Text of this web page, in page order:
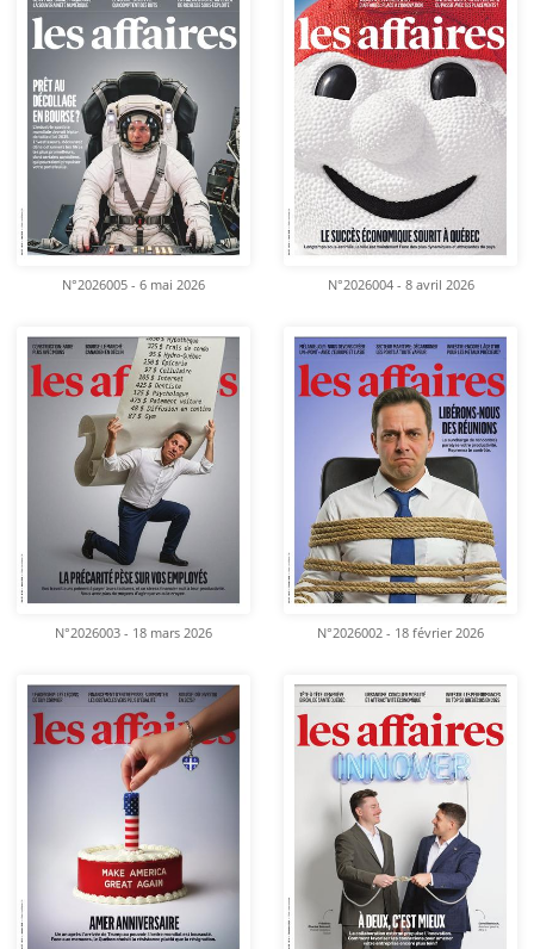
N°2026005 - 6 mai 2026 N°2026004 - 8 avril 2026
N°2026003 - 18 mars 2026 N°2026002 - 18 février 2026